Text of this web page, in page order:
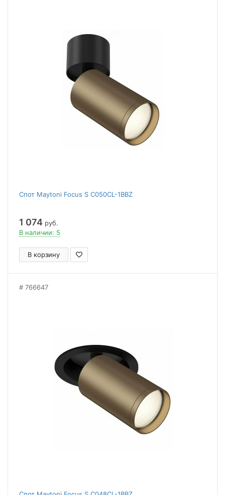
Спот Maytoni Focus S C050CL-1BBZ
1 074 руб.
В наличии: 5
В корзину
766647